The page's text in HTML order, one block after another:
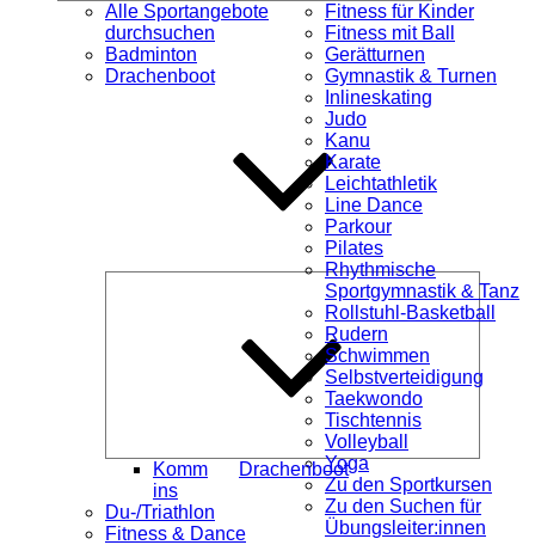
Alle Sportangebote
durchsuchen
Badminton
Drachenboot
öffnen
Komm
ins
Drachenboot
Du-/Triathlon
Fitness & Dance
Fitness für Kinder
Fitness mit Ball
Gerätturnen
Gymnastik & Turnen
Inlineskating
Judo
Kanu
Karate
Leichtathletik
Line Dance
Parkour
Pilates
Rhythmische
Sportgymnastik & Tanz
Rollstuhl-Basketball
Rudern
Schwimmen
Selbstverteidigung
Taekwondo
Tischtennis
Volleyball
Yoga
Zu den Sportkursen
Zu den Suchen für
Übungsleiter:innen